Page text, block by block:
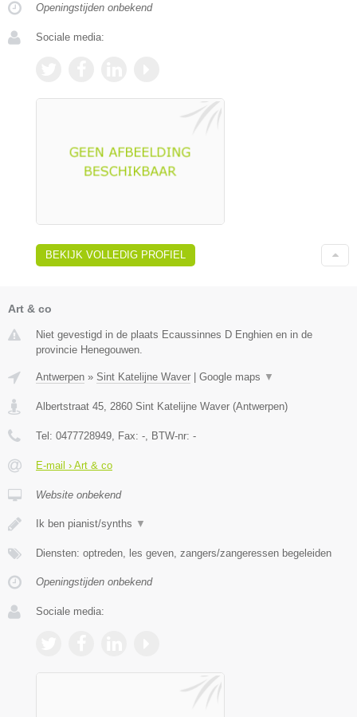
Openingstijden onbekend
Sociale media:
BEKIJK VOLLEDIG PROFIEL
Art & co
Niet gevestigd in de plaats Ecaussinnes D Enghien en in de
provincie Henegouwen.
Antwerpen » Sint Katelijne Waver | Google maps ▼
Albertstraat 45 2860 Sint Katelijne Waver (Antwerpen)
Tel: 0477728949 , Fax: - , BTW-nr: -
E-mail › Art & co
Website onbekend
Ik ben pianist/synths ▼
Diensten: optreden, les geven, zangers/zangeressen begeleiden
Openingstijden onbekend
Sociale media: